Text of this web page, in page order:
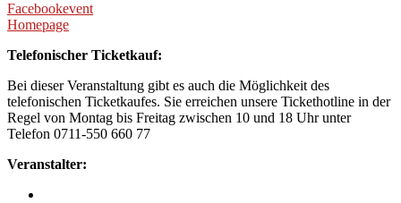
Facebookevent
Homepage
Telefonischer Ticketkauf:
Bei dieser Veranstaltung gibt es auch die Möglichkeit des
telefonischen Ticketkaufes. Sie erreichen unsere Tickethotline in der
Regel von Montag bis Freitag zwischen 10 und 18 Uhr unter
Telefon 0711-550 660 77
Veranstalter: